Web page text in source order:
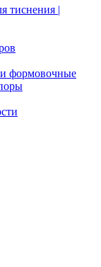
тиснения |
формовочные